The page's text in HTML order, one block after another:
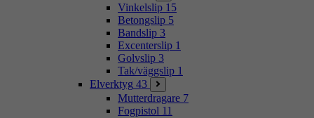
Vinkelslip 15
Betongslip 5
Bandslip 3
Excenterslip 1
Golvslip 3
Tak/väggslip 1
Elverktyg 43
Mutterdragare 7
Fogpistol 11